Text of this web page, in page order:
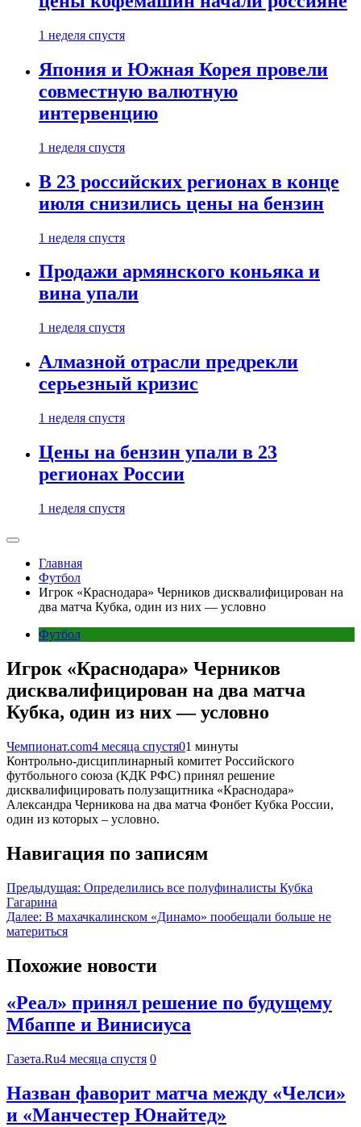
1 неделя спустя
Япония и Южная Корея провели
совместную валютную
интервенцию
1 неделя спустя
В 23 российских регионах в конце
июля снизились цены на бензин
1 неделя спустя
Продажи армянского коньяка и
вина упали
1 неделя спустя
Алмазной отрасли предрекли
серьезный кризис
1 неделя спустя
Цены на бензин упали в 23
регионах России
1 неделя спустя
Главная
Футбол
Игрок «Краснодара» Черников дисквалифицирован на
два матча Кубка, один из них — условно
Футбол
Игрок «Краснодара» Черников
дисквалифицирован на два матча
Кубка, один из них — условно
Чемпионат.com4 месяца спустя01 минуты
Контрольно-дисциплинарный комитет Российского
футбольного союза (КДК РФС) принял решение
дисквалифицировать полузащитника «Краснодара»
Александра Черникова на два матча Фонбет Кубка России,
один из которых – условно.
Навигация по записям
Предыдущая: Определились все полуфиналисты Кубка
Гагарина
Далее: В махачкалинском «Динамо» пообещали больше не
материться
Похожие новости
«Реал» принял решение по будущему
Мбаппе и Винисиуса
Газета.Ru4 месяца спустя 0
Назван фаворит матча между «Челси»
и «Манчестер Юнайтед»